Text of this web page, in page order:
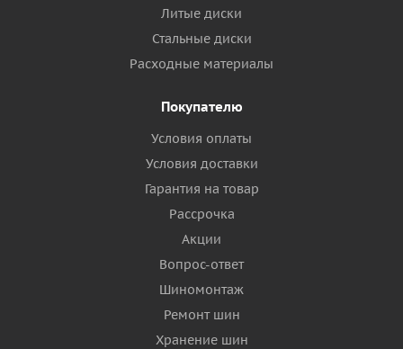
Литые диски
Стальные диски
Расходные материалы
Покупателю
Условия оплаты
Условия доставки
Гарантия на товар
Рассрочка
Акции
Вопрос-ответ
Шиномонтаж
Ремонт шин
Хранение шин